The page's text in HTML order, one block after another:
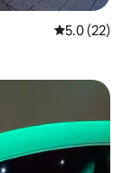
คะแนนเฉลี่ย
5.0 (22)